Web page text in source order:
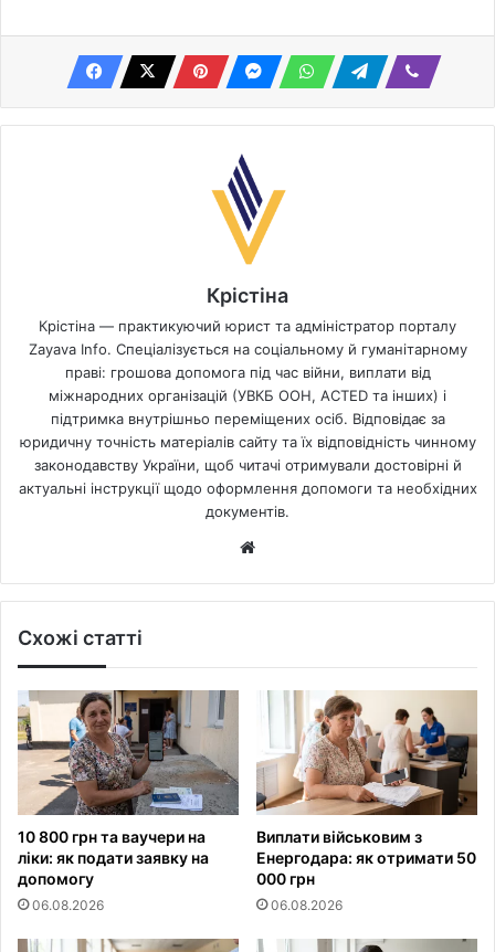
Крістіна
Крістіна — практикуючий юрист та адміністратор порталу
Zayava Info. Спеціалізується на соціальному й гуманітарному
праві: грошова допомога під час війни, виплати від
міжнародних організацій (УВКБ ООН, ACTED та інших) і
підтримка внутрішньо переміщених осіб. Відповідає за
юридичну точність матеріалів сайту та їх відповідність чинному
законодавству України, щоб читачі отримували достовірні й
актуальні інструкції щодо оформлення допомоги та необхідних
документів.
Схожі статті
10 800 грн та ваучери на
ліки: як подати заявку на
допомогу
06.08.2026
Виплати військовим з
Енергодара: як отримати 50
000 грн
06.08.2026